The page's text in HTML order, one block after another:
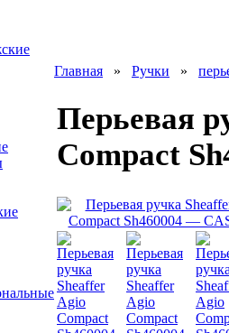
Главная » Ручки »
Перьевая
Compact